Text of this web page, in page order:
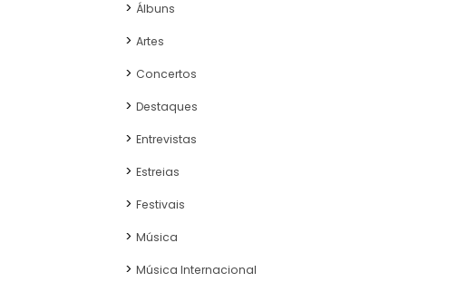
Álbuns
Artes
Concertos
Destaques
Entrevistas
Estreias
Festivais
Música
Música Internacional